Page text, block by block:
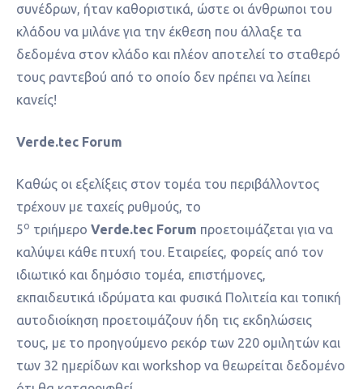
συνέδρων, ήταν καθοριστικά, ώστε οι άνθρωποι του
κλάδου να μιλάνε για την έκθεση που άλλαξε τα
δεδομένα στον κλάδο και πλέον αποτελεί το σταθερό
τους ραντεβού από το οποίο δεν πρέπει να λείπει
κανείς!
Verde.tec Forum
Καθώς οι εξελίξεις στον τομέα του περιβάλλοντος
τρέχουν με ταχείς ρυθμούς, το
5ο τριήμερο Verde.tec Forum προετοιμάζεται για να
καλύψει κάθε πτυχή του. Εταιρείες, φορείς από τον
ιδιωτικό και δημόσιο τομέα, επιστήμονες,
εκπαιδευτικά ιδρύματα και φυσικά Πολιτεία και τοπική
αυτοδιοίκηση προετοιμάζουν ήδη τις εκδηλώσεις
τους, με το προηγούμενο ρεκόρ των 220 ομιλητών και
των 32 ημερίδων και workshop να θεωρείται δεδομένο